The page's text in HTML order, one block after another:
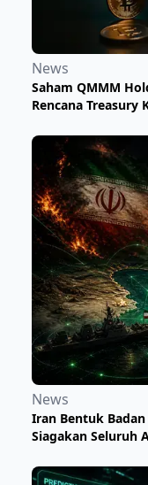
News
Saham QMMM
Rencana Treasury
News
Iran Bentuk
Siagakan Seluruh